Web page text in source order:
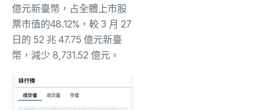
億元新臺幣，占全體上市股
票市值的48.12%，較 3 月 27
日的 52 兆 47.75 億元新臺
幣，減少 8,731.52 億元。